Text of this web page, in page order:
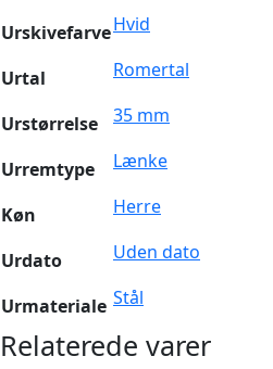
UrskivefarveHvid
Urtal Romertal
Urstørrelse 35 mm
Urremtype Lænke
Køn Herre
Urdato Uden dato
Urmateriale Stål
Relaterede varer